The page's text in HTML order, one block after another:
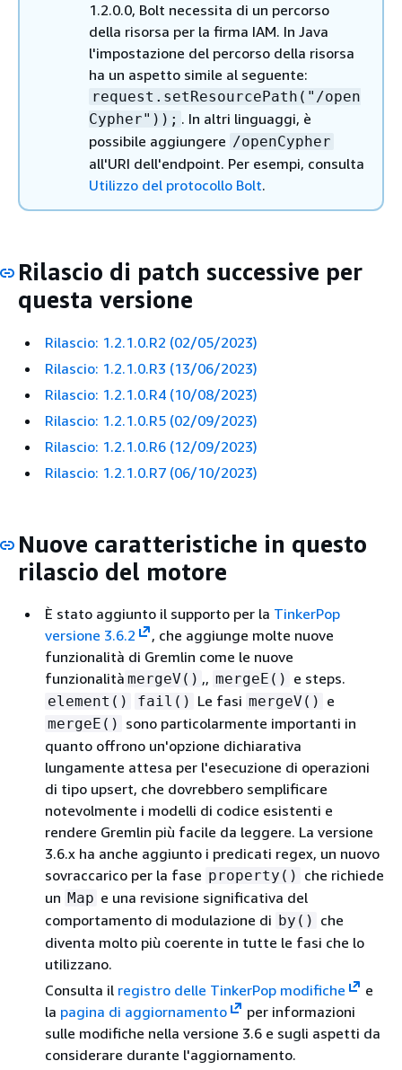
1.2.0.0, Bolt necessita di un percorso
della risorsa per la firma IAM. In Java
l'impostazione del percorso della risorsa
ha un aspetto simile al seguente:
request.setResourcePath("/open
Cypher")); . In altri linguaggi, è
possibile aggiungere /openCypher
all'URI dell'endpoint. Per esempi, consulta
Utilizzo del protocollo Bolt.
Rilascio di patch successive per
questa versione
Rilascio: 1.2.1.0.R2 (02/05/2023)
Rilascio: 1.2.1.0.R3 (13/06/2023)
Rilascio: 1.2.1.0.R4 (10/08/2023)
Rilascio: 1.2.1.0.R5 (02/09/2023)
Rilascio: 1.2.1.0.R6 (12/09/2023)
Rilascio: 1.2.1.0.R7 (06/10/2023)
Nuove caratteristiche in questo
rilascio del motore
È stato aggiunto il supporto per la TinkerPop
versione 3.6.2
, che aggiunge molte nuove
funzionalità di Gremlin come le nuove
funzionalità mergeV() ,, mergeE() e steps.
element() fail() Le fasi mergeV() e
mergeE() sono particolarmente importanti in
quanto offrono un'opzione dichiarativa
lungamente attesa per l'esecuzione di operazioni
di tipo upsert, che dovrebbero semplificare
notevolmente i modelli di codice esistenti e
rendere Gremlin più facile da leggere. La versione
3.6.x ha anche aggiunto i predicati regex, un nuovo
sovraccarico per la fase property() che richiede
un Map e una revisione significativa del
comportamento di modulazione di by() che
diventa molto più coerente in tutte le fasi che lo
utilizzano.
Consulta il registro delle TinkerPop modifiche
e
la pagina di aggiornamento
per informazioni
sulle modifiche nella versione 3.6 e sugli aspetti da
considerare durante l'aggiornamento.